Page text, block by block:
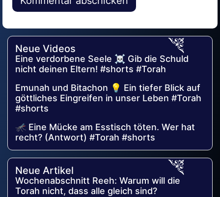
Alternative:
Neue Videos
Eine verdorbene Seele ☠️ Gib die Schuld
nicht deinen Eltern! #shorts #Torah
Emunah und Bitachon 💡 Ein tiefer Blick auf
göttliches Eingreifen in unser Leben #Torah
#shorts
🦟 Eine Mücke am Esstisch töten. Wer hat
recht? (Antwort) #Torah #shorts
Neue Artikel
Wochenabschnitt Reeh: Warum will die
Torah nicht, dass alle gleich sind?